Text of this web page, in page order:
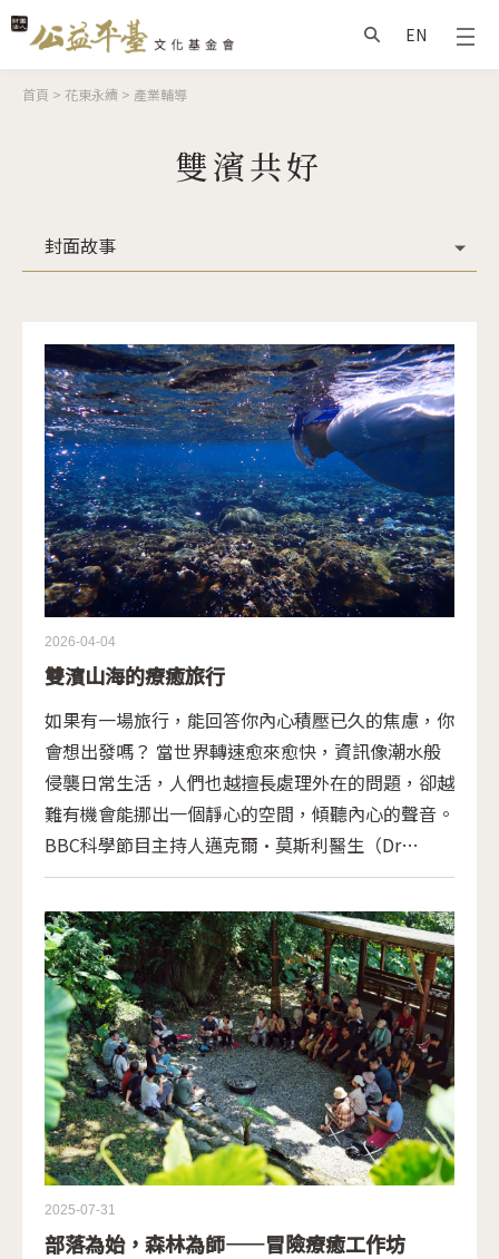
搜尋
EN
您在這裡
首頁 > 花東永續 > 產業輔導
雙濱共好
2026-04-04
雙濱山海的療癒旅行
如果有一場旅行，能回答你內心積壓已久的焦慮，你
會想出發嗎？ 當世界轉速愈來愈快，資訊像潮水般
侵襲日常生活，人們也越擅長處理外在的問題，卻越
難有機會能挪出一個靜心的空間，傾聽內心的聲音。
BBC科學節目主持人邁克爾·莫斯利醫生（Dr
Michael Mosley）指出，只要每週花兩小時走入大
自然，便能對身心健康產生顯著益處，且這種正向影
響甚至可延續至一個月，對於現代社會而言，這或許
是一種回歸身心平衡的途徑。
2025-07-31
部落為始，森林為師——冒險療癒工作坊